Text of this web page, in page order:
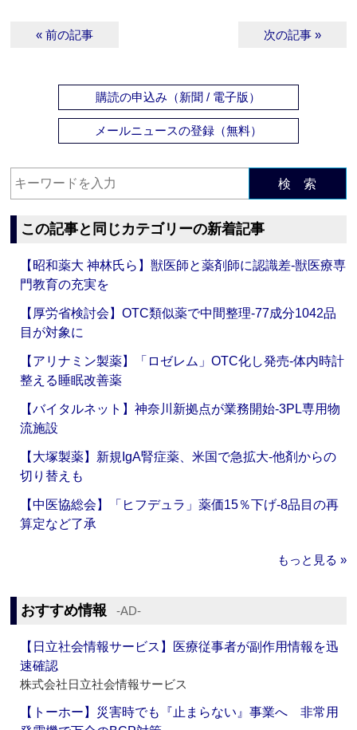
« 前の記事 次の記事 »
購読の申込み（新聞 / 電子版）
メールニュースの登録（無料）
検 索
この記事と同じカテゴリーの新着記事
【昭和薬大 神林氏ら】獣医師と薬剤師に認識差‐獣医療専
門教育の充実を
【厚労省検討会】OTC類似薬で中間整理‐77成分1042品
目が対象に
【アリナミン製薬】「ロゼレム」OTC化し発売‐体内時計
整える睡眠改善薬
【バイタルネット】神奈川新拠点が業務開始‐3PL専用物
流施設
【大塚製薬】新規IgA腎症薬、米国で急拡大‐他剤からの
切り替えも
【中医協総会】「ヒフデュラ」薬価15％下げ‐8品目の再
算定など了承
もっと見る »
おすすめ情報 ‐AD‐
【日立社会情報サービス】医療従事者が副作用情報を迅
速確認
株式会社日立社会情報サービス
【トーホー】災害時でも『止まらない』事業へ 非常用